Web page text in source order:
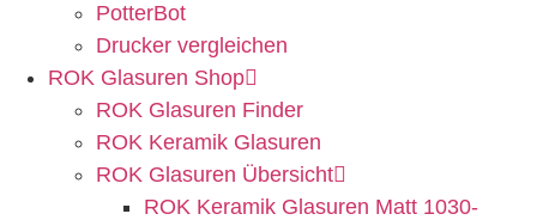
PotterBot
Drucker vergleichen
ROK Glasuren Shop
ROK Glasuren Finder
ROK Keramik Glasuren
ROK Glasuren Übersicht
ROK Keramik Glasuren Matt 1030-